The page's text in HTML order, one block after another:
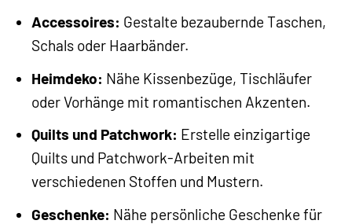
Accessoires: Gestalte bezaubernde Taschen,
Schals oder Haarbänder.
Heimdeko: Nähe Kissenbezüge, Tischläufer
oder Vorhänge mit romantischen Akzenten.
Quilts und Patchwork: Erstelle einzigartige
Quilts und Patchwork-Arbeiten mit
verschiedenen Stoffen und Mustern.
Geschenke: Nähe persönliche Geschenke für